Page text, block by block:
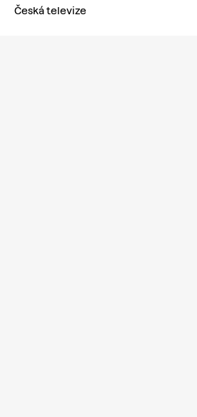
Česká televize